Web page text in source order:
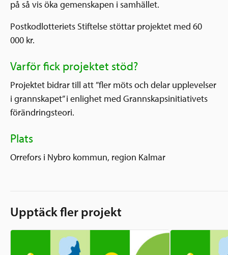
på så vis öka gemenskapen i samhället.
Postkodlotteriets Stiftelse stöttar projektet med 60
000 kr.
Varför fick projektet stöd?
Projektet bidrar till att ”fler möts och delar upplevelser
i grannskapet” i enlighet med Grannskapsinitiativets
förändringsteori.
Plats
Orrefors i Nybro kommun, region Kalmar
Upptäck fler projekt